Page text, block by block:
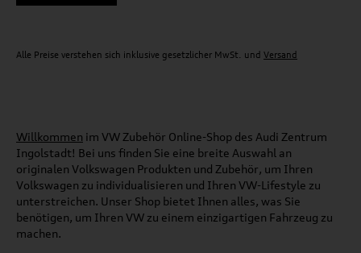
Alle Preise verstehen sich inklusive gesetzlicher MwSt. und Versand
Willkommen im VW Zubehör Online-Shop des Audi Zentrum
Ingolstadt! Bei uns finden Sie eine breite Auswahl an
originalen Volkswagen Produkten und Zubehör, um Ihren
Volkswagen zu individualisieren und Ihren VW-Lifestyle zu
unterstreichen. Unser Shop bietet Ihnen alles, was Sie
benötigen, um Ihren VW zu einem einzigartigen Fahrzeug zu
machen.